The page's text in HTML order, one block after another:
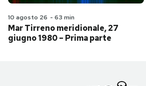
10 agosto 26 - 63 min
Mar Tirreno meridionale, 27
giugno 1980 – Prima parte